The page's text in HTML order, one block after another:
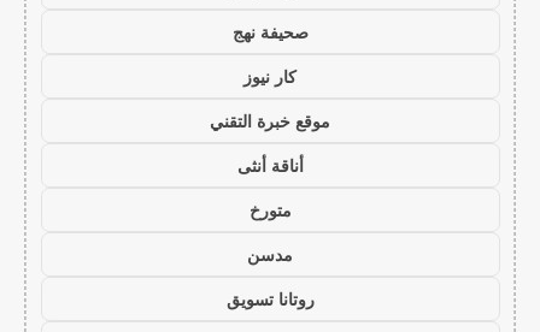
صحيفة نهج
كار نيوز
موقع خبرة التقني
أناقة أنثى
متورخ
مدسن
روتانا تسويق